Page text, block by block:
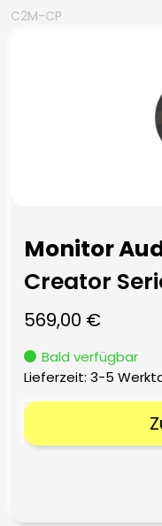
C2M-CP
Monitor
Creator
569,00 €
Bald verfügbar
Lieferzeit: 3-5